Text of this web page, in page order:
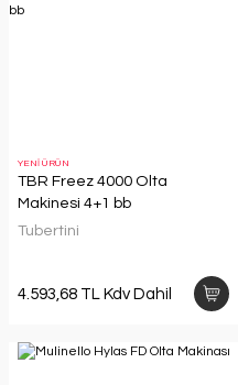
YENİ ÜRÜN
TBR Freez 4000 Olta
Makinesi 4+1 bb
Tubertini
4.593,68 TL Kdv Dahil